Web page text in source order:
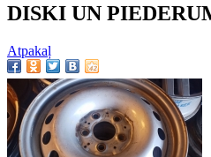
DISKI UN
Atpakaļ